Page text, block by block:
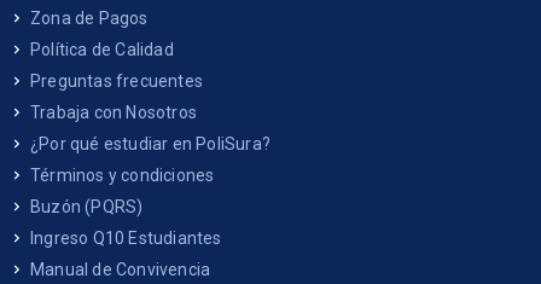
Zona de Pagos
Política de Calidad
Preguntas frecuentes
Trabaja con Nosotros
¿Por qué estudiar en PoliSura?
Términos y condiciones
Buzón (PQRS)
Ingreso Q10 Estudiantes
Manual de Convivencia